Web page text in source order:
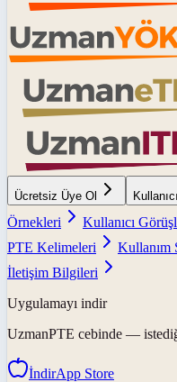
Ücretsiz Üye Ol
Örnekleri
Kullanıcı
PTE Kelimeleri
Kullanım
İletişim Bilgileri
Uygulamayı indir
UzmanPTE cebinde —
İndirApp Store